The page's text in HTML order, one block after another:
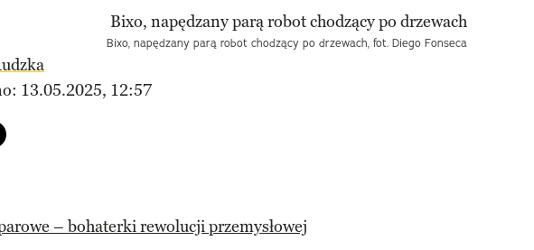
Bixo, napędzany parą robot chodzący po drzewach, fot. Diego Fonseca
13.05.2025, 12:57
na twitter
do przyjaciela
– bohaterki rewolucji przemysłowej